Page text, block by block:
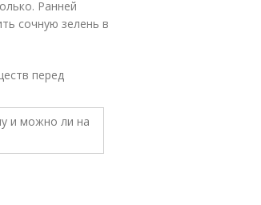
Ранней
сочную зелень в
перед